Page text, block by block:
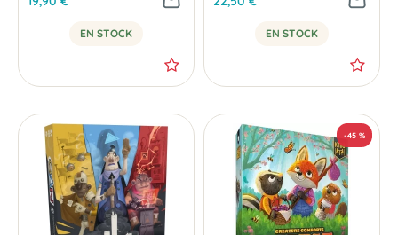
EN STOCK EN STOCK